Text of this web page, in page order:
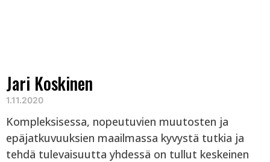
Jari Koskinen
1.11.2020
Kompleksisessa, nopeutuvien muutosten ja
epäjatkuvuuksien maailmassa kyvystä tutkia ja
tehdä tulevaisuutta yhdessä on tullut keskeinen